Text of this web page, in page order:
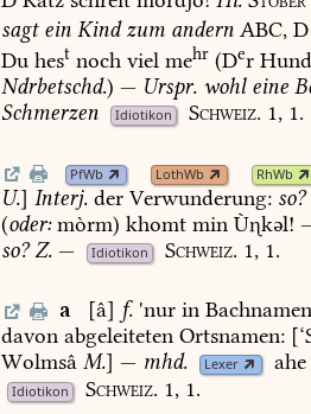
sagtein Kindzum andern ABC, D
Du hest noch viel mehr (Der
Ndrbetschd.) — Urspr. wohleine
Schmerzen
Idiotikon Schweiz. 1,1.
PfWb LothWb RhWb
U.] Interj. der Verwunderung: so?
(oder:mòrm) khomt min Ùkəl!
so? Z. — Idiotikon Schweiz. 1,1.
a [â] f. 'nurinBachnamen
davon abgeleiteten Ortsnamen:
Wolmsâ M.] — mhd. Lexer ahe
Idiotikon Schweiz. 1,1.